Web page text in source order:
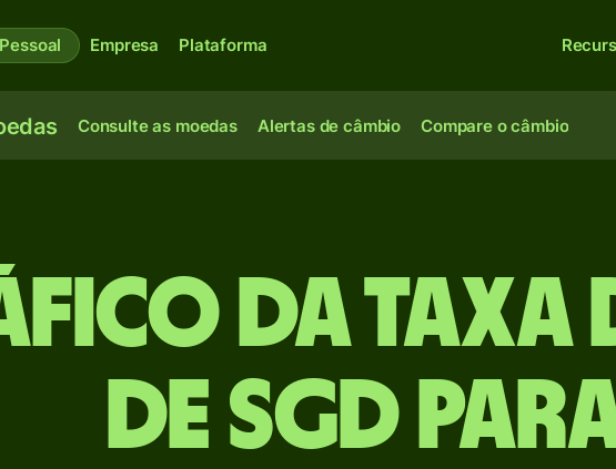
Pessoal Empresa Plataforma
Consulte as moedas Alertas de câmbio Compare o câmbio
da taxa
de SGD